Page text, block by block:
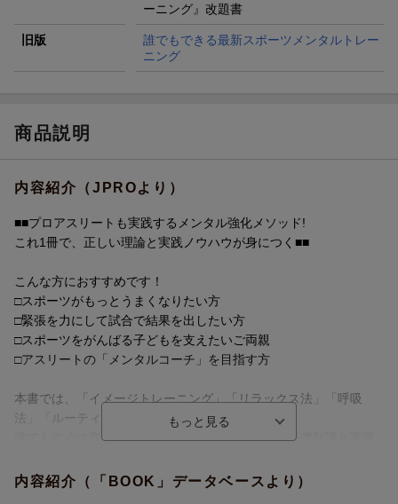
ーニング』改題書
旧版
誰でもできる最新スポーツメンタルトレー
ニング
商品説明
内容紹介（JPROより）
■■プロアスリートも実践するメンタル強化メソッド!
これ1冊で、正しい理論と実践ノウハウが身につく■■
こんな方におすすめです！
□スポーツがもっとうまくなりたい方
□緊張を力にして試合で結果を出したい方
□スポーツをがんばる子どもを支えたいご両親
□アスリートの「メンタルコーチ」を目指す方
本書では、「イメージトレーニング」「リラックス法」「呼吸
法」「ルーティンのつくりかた」など、
誰でもすぐに取り組めるメンタルトレーニングの基礎知識と実践
さらに、各スポーツ別のトレーニングや、現場でひんぱんに起こ
内容紹介（「BOOK」データベースより）